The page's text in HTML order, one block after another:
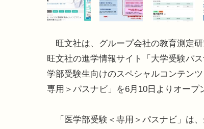
旺文社は、グループ会社の教育測定研
旺文社の進学情報サイト「大学受験パ
学部受験生向けのスペシャルコンテン
専用＞パスナビ」を6月10日よりオープ
「医学部受験＜専用＞パスナビ」は